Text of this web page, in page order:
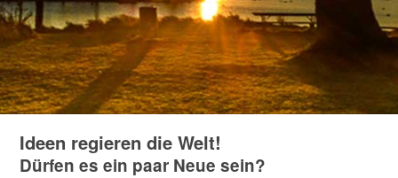
Ideen regieren die Welt!
Dürfen es ein paar Neue sein?